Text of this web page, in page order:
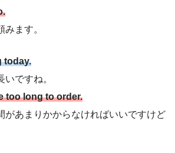
ます。
today.
ですね。
too long to order.
があまりかからなければいいですけど